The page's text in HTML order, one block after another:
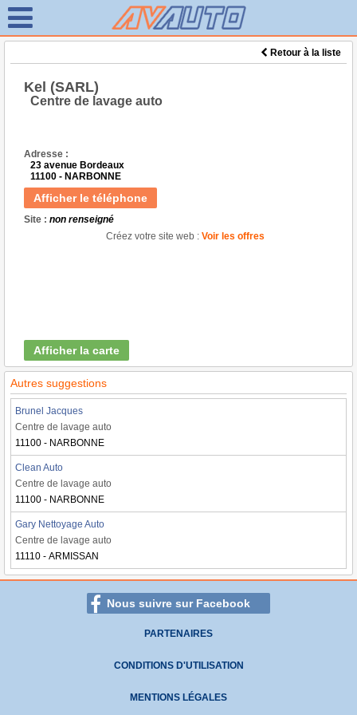
Retour à la liste
Kel (SARL)
Centre de lavage auto
Adresse :
23 avenue Bordeaux
11100 - NARBONNE
Afficher le téléphone
Site : non renseigné
Créez votre site web : Voir les offres
Afficher la carte
Autres suggestions
Brunel Jacques
Centre de lavage auto
11100 - NARBONNE
Clean Auto
Centre de lavage auto
11100 - NARBONNE
Gary Nettoyage Auto
Centre de lavage auto
11110 - ARMISSAN
Nous suivre sur Facebook
PARTENAIRES
CONDITIONS D'UTILISATION
MENTIONS LÉGALES